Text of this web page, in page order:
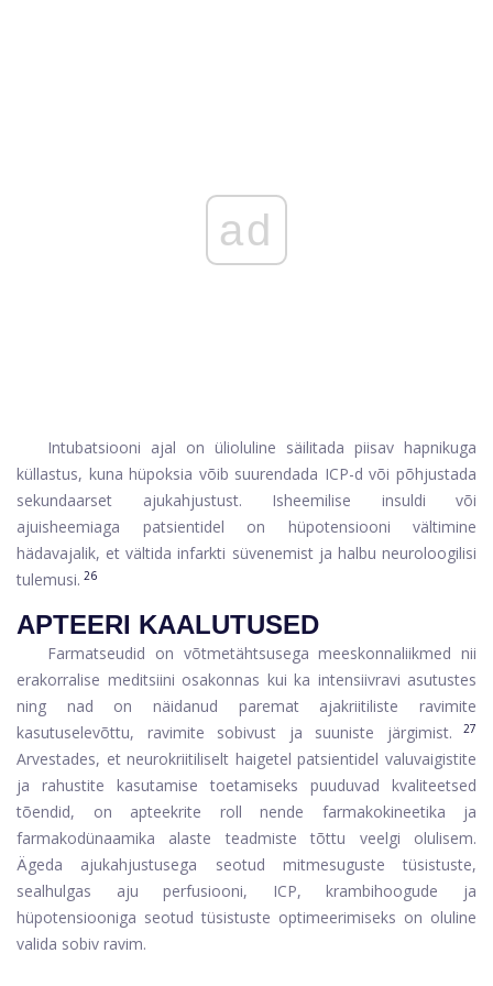
ad
Intubatsiooni ajal on ülioluline säilitada piisav hapnikuga
küllastus, kuna hüpoksia võib suurendada ICP-d või põhjustada
sekundaarset ajukahjustust. Isheemilise insuldi või
ajuisheemiaga patsientidel on hüpotensiooni vältimine
hädavajalik, et vältida infarkti süvenemist ja halbu neuroloogilisi
tulemusi. 26
APTEERI KAALUTUSED
Farmatseudid on võtmetähtsusega meeskonnaliikmed nii
erakorralise meditsiini osakonnas kui ka intensiivravi asutustes
ning nad on näidanud paremat ajakriitiliste ravimite
kasutuselevõttu, ravimite sobivust ja suuniste järgimist. 27
Arvestades, et neurokriitiliselt haigetel patsientidel valuvaigistite
ja rahustite kasutamise toetamiseks puuduvad kvaliteetsed
tõendid, on apteekrite roll nende farmakokineetika ja
farmakodünaamika alaste teadmiste tõttu veelgi olulisem.
Ägeda ajukahjustusega seotud mitmesuguste tüsistuste,
sealhulgas aju perfusiooni, ICP, krambihoogude ja
hüpotensiooniga seotud tüsistuste optimeerimiseks on oluline
valida sobiv ravim.